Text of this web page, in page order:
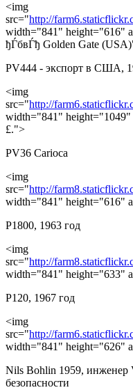
<img
src="http://
width="841" height="616"
ђЃбвЃђ Golden Gate
PV444 - экспорт в США,
<img
src="http://
width="841"
£.">
PV36 Carioca
<img
src="http://
width="841" height="616"
P1800, 1963 год
<img
src="http://
width="841" height="633"
P120, 1967 год
<img
src="http://
width="841" height="626"
Nils Bohlin 1959, инженер
безопасности